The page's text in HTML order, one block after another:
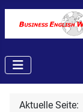
Aktuelle Seite: